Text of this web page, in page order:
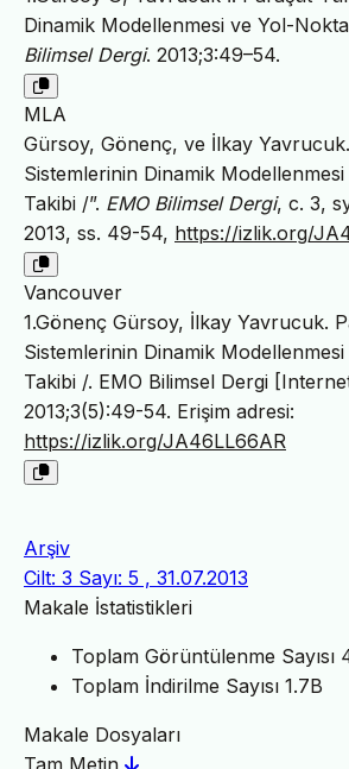
Dinamik Modellenmesi ve Yol-
Bilimsel Dergi. 2013;3:49–54.
MLA
Gürsoy, Gönenç, ve İlkay
Sistemlerinin Dinamik
Takibi /”. EMO Bilimsel Dergi, c. 3,
2013, ss. 49-54, https://izlik.org/
Vancouver
1.Gönenç Gürsoy, İlkay Yavrucuk.
Sistemlerinin Dinamik
Takibi /. EMO Bilimsel Dergi
2013;3(5):49-54. Erişim adresi:
https://izlik.org/JA46LL66AR
Arşiv
Cilt: 3 Sayı: 5 , 31.07.2013
Makale İstatistikleri
Toplam Görüntülenme Sayısı
Toplam İndirilme Sayısı 1.7B
Makale Dosyaları